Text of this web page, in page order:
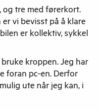
og tre med førerkort.
vi bevisst på å klare
er kollektiv, sykkel
kroppen. Jeg har
foran pc-en. Derfor
ute når jeg kan, i